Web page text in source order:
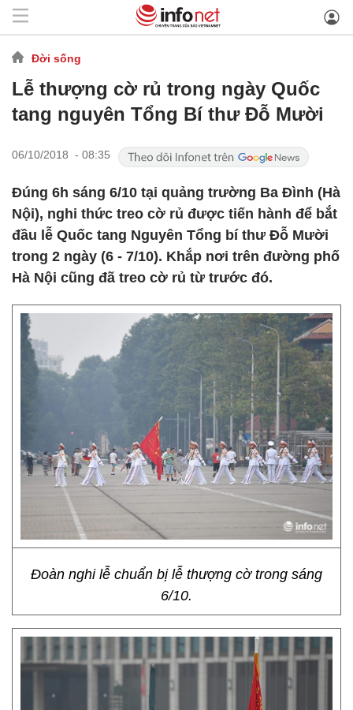
Đời sống
Lễ thượng cờ rủ trong ngày Quốc
tang nguyên Tổng Bí thư Đỗ Mười
06/10/2018 - 08:35
Đúng 6h sáng 6/10 tại quảng trường Ba Đình (Hà
Nội), nghi thức treo cờ rủ được tiến hành để bắt
đầu lễ Quốc tang Nguyên Tổng bí thư Đỗ Mười
trong 2 ngày (6 - 7/10). Khắp nơi trên đường phố
Hà Nội cũng đã treo cờ rủ từ trước đó.
Đoàn nghi lễ chuẩn bị lễ thượng cờ trong sáng
6/10.